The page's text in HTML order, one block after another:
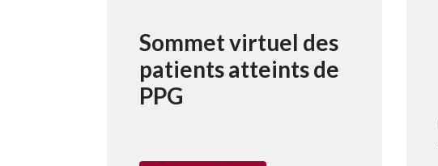
Sommet virtuel des
patients atteints de
PPG